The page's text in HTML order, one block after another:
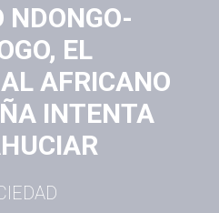
NDONGO-
EL
AFRICANO
INTENTA